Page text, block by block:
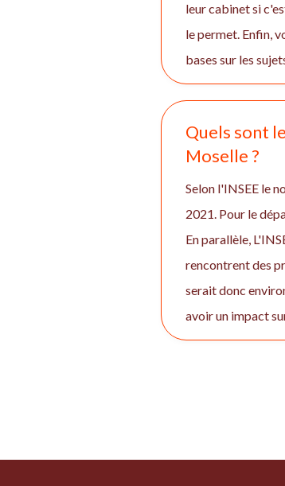
leur cabinet si
le permet. Enfin,
bases sur les
Quels sont
Moselle ?
Selon l'INSEE le
2021. Pour le
En parallèle,
rencontrent des
serait donc
avoir un impact